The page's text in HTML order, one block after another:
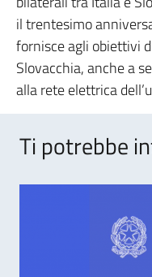
il trentesimo
fornisce agli obiettivi
Slovacchia, anche a
alla rete elettrica
Ti potrebbe